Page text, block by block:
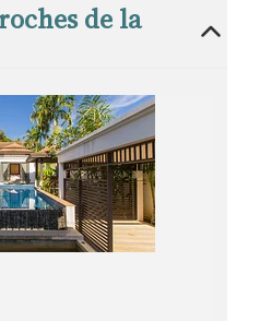
de la